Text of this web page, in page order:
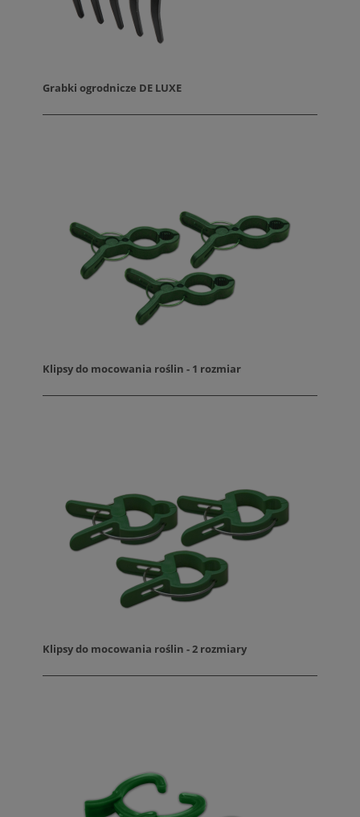
Grabki ogrodnicze DE LUXE
Klipsy do mocowania roślin - 1 rozmiar
Klipsy do mocowania roślin - 2 rozmiary